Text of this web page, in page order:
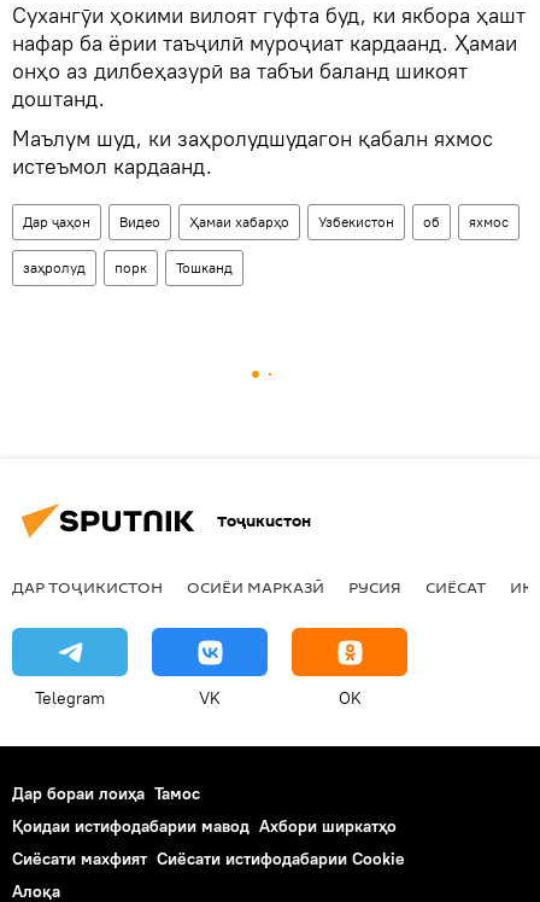
Сухангӯи ҳокими вилоят гуфта буд, ки якбора ҳашт
нафар ба ёрии таъҷилӣ муроҷиат кардаанд. Ҳамаи
онҳо аз дилбеҳазурӣ ва табъи баланд шикоят
доштанд.
Маълум шуд, ки заҳролудшудагон қабалн яхмос
истеъмол кардаанд.
Дар ҷаҳон Видео Ҳамаи хабарҳо Узбекистон об яхмос
заҳролуд порк Тошканд
Тоҷикистон
ДАР ТОҶИКИСТОН ОСИЁИ МАРКАЗӢ РУСИЯ СИЁСАТ
Telegram VK OK
Дар бораи лоиҳа Тамос
Қоидаи истифодабарии мавод Ахбори ширкатҳо
Сиёсати махфият Сиёсати истифодабарии Cookie
Алоқа